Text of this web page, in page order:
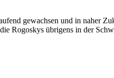
gewachsen und in naher
Rogoskys übrigens in der